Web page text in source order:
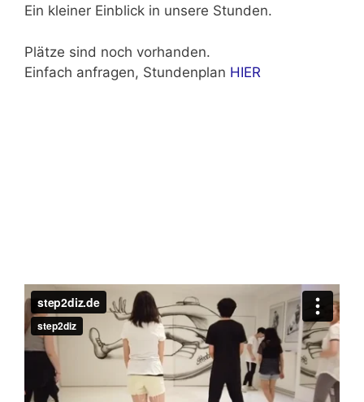
Ein kleiner Einblick in unsere Stunden.
Plätze sind noch vorhanden.
Einfach anfragen, Stundenplan HIER